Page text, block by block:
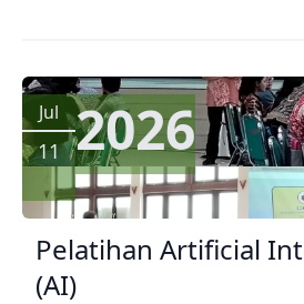
Jul
11 2026
Pelatihan Artificial
(AI)